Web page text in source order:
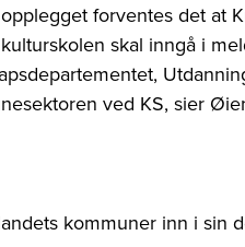
forventes det at
skal inngå i
ved KS, sier
kommuner inn i sin